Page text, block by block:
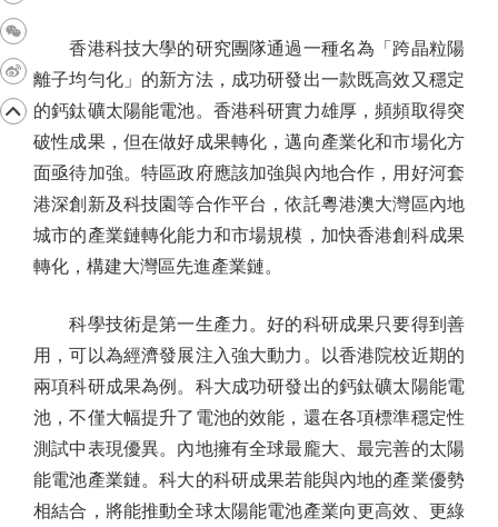
香港科技大學的研究團隊通過一種名為「跨晶粒陽
離子均勻化」的新方法，成功研發出一款既高效又穩定
的鈣鈦礦太陽能電池。香港科研實力雄厚，頻頻取得突
破性成果，但在做好成果轉化，邁向產業化和市場化方
面亟待加強。特區政府應該加強與內地合作，用好河套
港深創新及科技園等合作平台，依託粵港澳大灣區內地
城市的產業鏈轉化能力和市場規模，加快香港創科成果
轉化，構建大灣區先進產業鏈。
科學技術是第一生產力。好的科研成果只要得到善
用，可以為經濟發展注入強大動力。以香港院校近期的
兩項科研成果為例。科大成功研發出的鈣鈦礦太陽能電
池，不僅大幅提升了電池的效能，還在各項標準穩定性
測試中表現優異。內地擁有全球最龐大、最完善的太陽
能電池產業鏈。科大的科研成果若能與內地的產業優勢
相結合，將能推動全球太陽能電池產業向更高效、更綠